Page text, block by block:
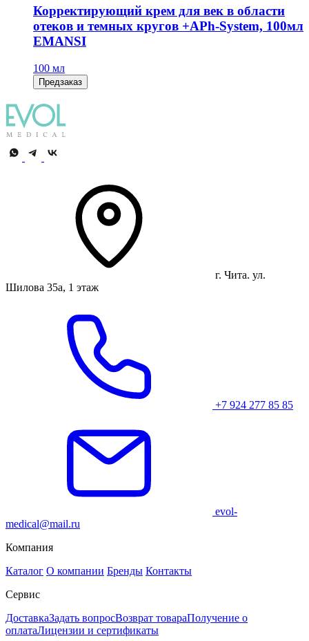
Корректирующий крем для век в области
отеков и темных кругов +APh-System, 100мл
EMANSI
100 мл
Предзаказ
г. Чита. ул.
Шилова 35а, 1 этаж
+7 924 277 85 85
evol-
medical@mail.ru
Компания
Каталог О компании Бренды Контакты
Сервис
ДоставкаЗадать вопросВозврат товараПолучение о
оплатаЛицензии и сертификаты